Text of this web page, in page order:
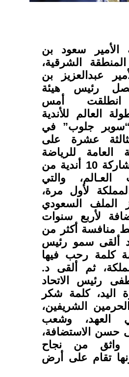
الأمير سعود بن
الشرقية،
عبدالعزيز بن
رئيس هيئة
انطلقت أمس
العالم للأندية
“سوبر جلوب” في
عشرة على
العامة للرياضة
بالدمام، بمشاركة 10 أندية من
والتي
لأول مرة،
الملف السعودي
لأربع سنوات
منافسة أكثر من
ألقى سمو رئيس
كلمة رحب فيها
ثم ألقى د.
رئيس الاتحاد
اليد، كلمة شكر
الشريفين،
العهد، وشعب
حسن الاستضافة،
واثق من نجاح
تقام على أرض